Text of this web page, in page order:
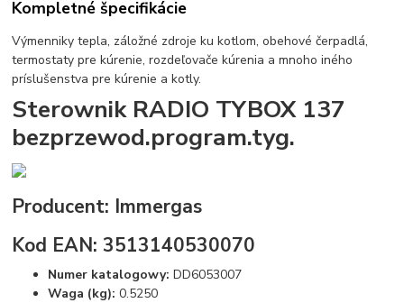
Kompletné špecifikácie
Výmenniky tepla, záložné zdroje ku kotlom, obehové čerpadlá,
termostaty pre kúrenie, rozdeľovače kúrenia a mnoho iného
príslušenstva pre kúrenie a kotly.
Sterownik RADIO TYBOX 137
bezprzewod.program.tyg.
Producent: Immergas
Kod EAN: 3513140530070
Numer katalogowy: DD6053007
Waga (kg): 0.5250